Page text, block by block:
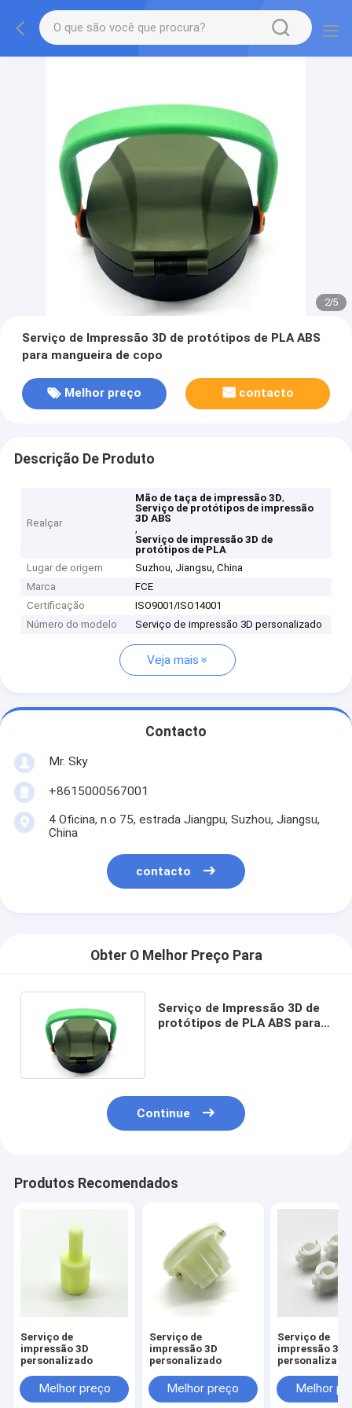
2/5
Serviço de Impressão 3D de protótipos de PLA ABS
para mangueira de copo
Melhor preço contacto
Descrição De Produto
Realçar
Mão de taça de impressão 3D,
Serviço de protótipos de impressão
3D ABS
,
Serviço de impressão 3D de
protótipos de PLA
Lugar de origem
Suzhou, Jiangsu, China
Marca
FCE
Certificação
ISO9001/ISO14001
Número do modelo
Serviço de impressão 3D personalizado
Veja mais
Contacto
Mr. Sky
+8615000567001
4 Oficina, n.o 75, estrada Jiangpu, Suzhou, Jiangsu,
China
contacto
Obter O Melhor Preço Para
Serviço de Impressão 3D de
protótipos de PLA ABS para
Continue
Produtos Recomendados
Serviço de
impressão 3D
personalizado
Melhor preço
Serviço de
impressão 3D
personalizado
Melhor preço
Serviço de
impressão 3D
personalizado
Melhor